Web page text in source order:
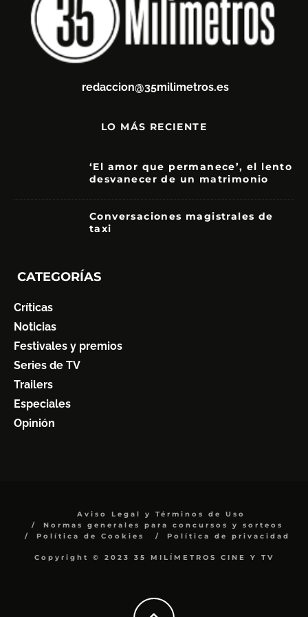
redaccion@35milimetros.es
LO MÁS RECIENTE
‘El amor que permanece’, el lento
desvanecer de un matrimonio
Conversaciones magistrales de
taxi
CATEGORÍAS
Críticas
Noticias
Festivales y premios
Series de TV
Trailers
Especiales
Opinión
Aviso Legal y Términos de Uso
Normas generales para concursos y sorteos
Política de Cookies
Política de privacidad
Copyright © 2023 35 MILÍMETROS CINE Y TV